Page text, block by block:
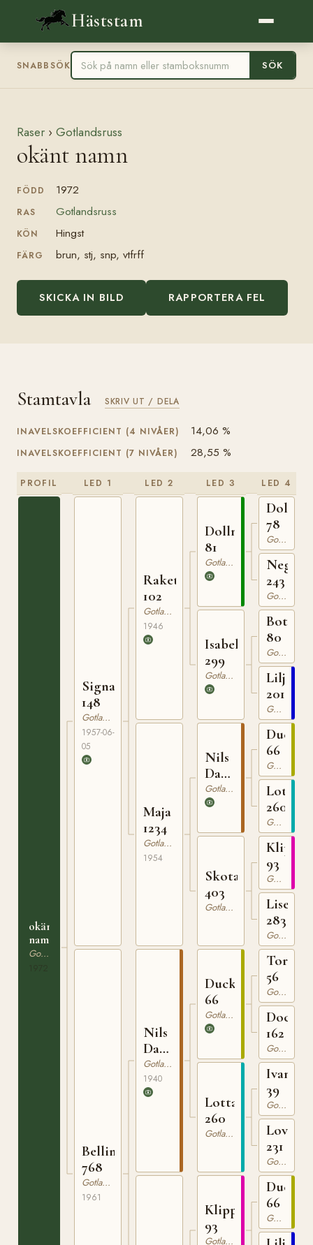
Häststam
SNABBSÖK SÖK
Raser › Gotlandsruss
okänt namn
FÖDD 1972
RAS Gotlandsruss
KÖN Hingst
FÄRG brun, stj, snp, vtfrff
SKICKA IN BILD RAPPORTERA FEL
Stamtavla SKRIV UT / DELA
INAVELSKOEFFICIENT (4 NIVÅER) 14,06 %
INAVELSKOEFFICIENT (7 NIVÅER) 28,55 %
PROFIL
okänt
namn
Gotlandsruss
LED 1
Signal
148
Gotlandsruss
1957-06-
05
Bellina
768
Gotlandsruss
1961
LED 2
Raketen
102
Gotlandsruss
1946
Maja
1234
Gotlandsruss
1954
Nils
Dacke
94 Gotlandsruss
1940
LED 3
Dollman
81
Gotlandsruss
Isabella
299
Gotlandsruss
Nils
Dacke
94 Gotlandsruss
Skota
403
Gotlandsruss
Ducke
66
Gotlandsruss
Lotta
260
Gotlandsruss
Klipp
93
Gotlandsruss
LED 4
Dolle
78
Gotlandsruss
Nego
243
Gotlandsruss
Botajr
80
Gotlandsruss
Liljan
201
Gotlandsruss
Ducke
66
Gotlandsruss
Lotta
260
Gotlandsruss
Klipp
93
Gotlandsruss
Lisen
283
Gotlandsruss
Tor
56
Gotlandsruss
Docka
162
Gotlandsruss
Ivan
39
Gotlandsruss
Lovan
231
Gotlandsruss
Ducke
66
Gotlandsruss